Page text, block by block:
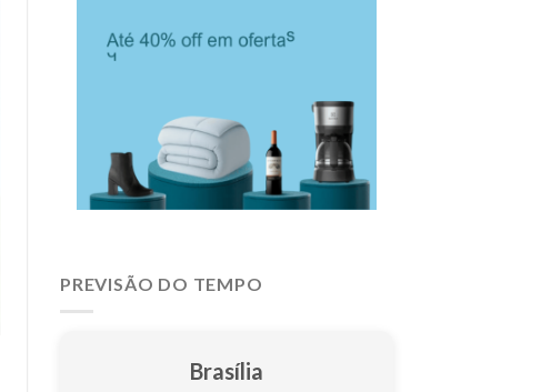
PREVISÃO DO TEMPO
Brasília